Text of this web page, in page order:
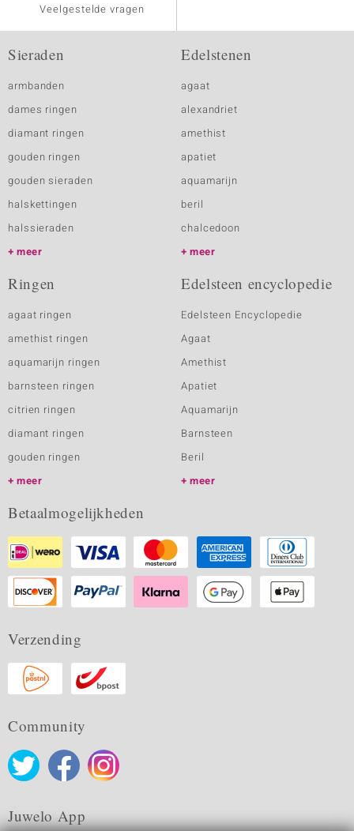
Veelgestelde vragen
Sieraden
armbanden
dames ringen
diamant ringen
gouden ringen
gouden sieraden
halskettingen
halssieraden
meer
Edelstenen
agaat
alexandriet
amethist
apatiet
aquamarijn
beril
chalcedoon
meer
Ringen
agaat ringen
amethist ringen
aquamarijn ringen
barnsteen ringen
citrien ringen
diamant ringen
gouden ringen
meer
Edelsteen encyclopedie
Edelsteen Encyclopedie
Agaat
Amethist
Apatiet
Aquamarijn
Barnsteen
Beril
meer
Betaalmogelijkheden
Verzending
Community
Juwelo App